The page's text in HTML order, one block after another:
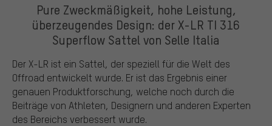
Pure Zweckmäßigkeit, hohe Leistung,
überzeugendes Design: der X-LR TI 316
Superflow Sattel von Selle Italia
Der X-LR ist ein Sattel, der speziell für die Welt des
Offroad entwickelt wurde. Er ist das Ergebnis einer
genauen Produktforschung, welche noch durch die
Beiträge von Athleten, Designern und anderen Experten
des Bereichs verbessert wurde.